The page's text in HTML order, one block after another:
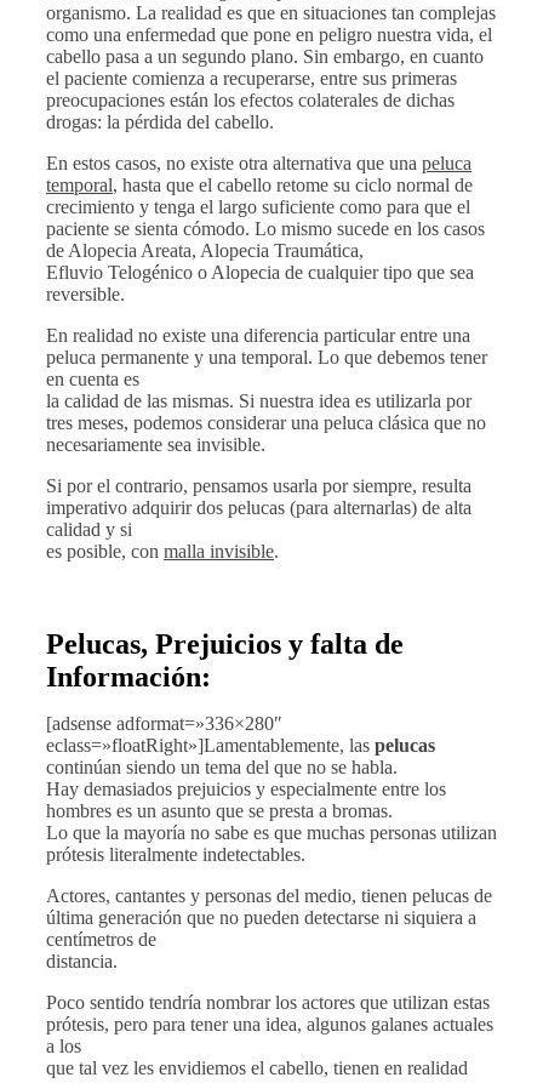
organismo. La realidad es que en situaciones tan complejas
como una enfermedad que pone en peligro nuestra vida, el
cabello pasa a un segundo plano. Sin embargo, en cuanto
el paciente comienza a recuperarse, entre sus primeras
preocupaciones están los efectos colaterales de dichas
drogas: la pérdida del cabello.
En estos casos, no existe otra alternativa que una peluca
temporal, hasta que el cabello retome su ciclo normal de
crecimiento y tenga el largo suficiente como para que el
paciente se sienta cómodo. Lo mismo sucede en los casos
de Alopecia Areata, Alopecia Traumática,
Efluvio Telogénico o Alopecia de cualquier tipo que sea
reversible.
En realidad no existe una diferencia particular entre una
peluca permanente y una temporal. Lo que debemos tener
en cuenta es
la calidad de las mismas. Si nuestra idea es utilizarla por
tres meses, podemos considerar una peluca clásica que no
necesariamente sea invisible.
Si por el contrario, pensamos usarla por siempre, resulta
imperativo adquirir dos pelucas (para alternarlas) de alta
calidad y si
es posible, con malla invisible.
Pelucas, Prejuicios y falta de
Información:
[adsense adformat=»336×280″
eclass=»floatRight»]Lamentablemente, las pelucas
continúan siendo un tema del que no se habla.
Hay demasiados prejuicios y especialmente entre los
hombres es un asunto que se presta a bromas.
Lo que la mayoría no sabe es que muchas personas utilizan
prótesis literalmente indetectables.
Actores, cantantes y personas del medio, tienen pelucas de
última generación que no pueden detectarse ni siquiera a
centímetros de
distancia.
Poco sentido tendría nombrar los actores que utilizan estas
prótesis, pero para tener una idea, algunos galanes actuales
a los
que tal vez les envidiemos el cabello, tienen en realidad